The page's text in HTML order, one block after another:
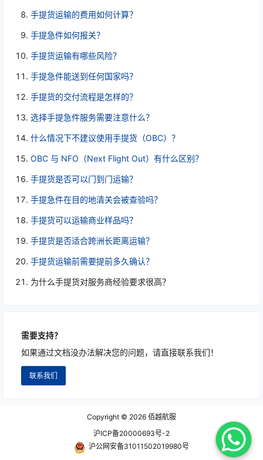
手提货运输的费用如何计算？
手提急件如何报关？
手提货运输有哪些风险？
手提急件能送到任何国家吗？
手提货的交付流程是怎样的？
选择手提急件服务需要注意什么？
什么情况下不建议使用手提货（OBC）？
OBC 与 NFO（Next Flight Out）有什么区别？
手提货是否可以门到门运输？
手提急件在目的地清关会被查验吗？
手提货可以运输商业样品吗？
手提货是否适合跨洲长距离运输？
手提货运输前需要提前多久确认？
为什么手提货对服务商经验要求很高？
需要支持？
如果通过文档没办法解决您的问题，请直接联系我们！
联系我们
Copyright © 2026 佰越航服
沪ICP备20000693号-2
沪公网安备31011502019980号